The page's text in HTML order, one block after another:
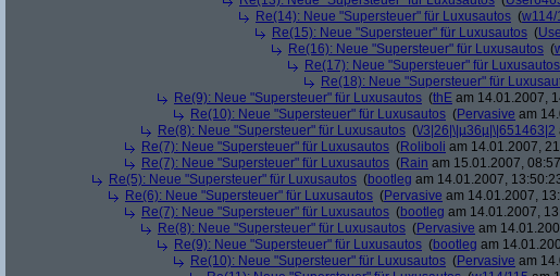
Re(14): Neue "Supersteuer" für Luxusautos (w114/
Re(15): Neue "Supersteuer" für Luxusautos (
Re(16): Neue "Supersteuer" für Luxusautos (
Re(17): Neue "Supersteuer" für Luxusautos
Re(18): Neue "Supersteuer" für
Re(9): Neue "Supersteuer" für Luxusautos (thE am 14.01.2007,
Re(10): Neue "Supersteuer" für Luxusautos (Pervasive am
Re(8): Neue "Supersteuer" für Luxusautos (\/3|26|\|µ36µ|\|651463|2
Re(7): Neue "Supersteuer" für Luxusautos (Roliboli am 14.01.2007,
Re(7): Neue "Supersteuer" für Luxusautos (Rain am 15.01.2007,
Re(5): Neue "Supersteuer" für Luxusautos (bootleg am 14.01.2007,
Re(6): Neue "Supersteuer" für Luxusautos (Pervasive am 14.01.2007,
Re(7): Neue "Supersteuer" für Luxusautos (bootleg am 14.01.2007,
Re(8): Neue "Supersteuer" für Luxusautos (Pervasive am
Re(9): Neue "Supersteuer" für Luxusautos (bootleg am
Re(10): Neue "Supersteuer" für Luxusautos (Pervasive am